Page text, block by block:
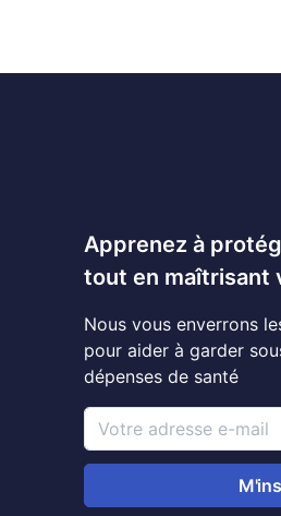
Apprenez à
tout en maîtrisant
Nous vous enverrons
pour aider à garder
dépenses de santé